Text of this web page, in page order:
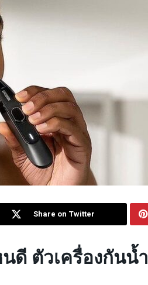
Share on Twitter
ดี ตัวเครื่องกันน้ำ